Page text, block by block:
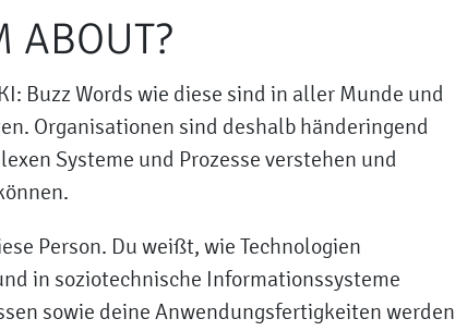
ABOUT?
Buzz Words wie diese sind in aller Munde und
Organisationen sind deshalb händeringend
Systeme und Prozesse verstehen und
Person. Du weißt, wie Technologien
in soziotechnische Informationssysteme
sowie deine Anwendungsfertigkeiten werden